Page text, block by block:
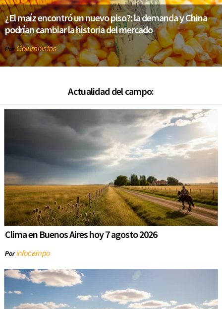
¿El maíz encontró un nuevo piso?: la demanda y China
podrían cambiar la historia del mercado
PorColumnistas
Actualidad del campo:
Clima en Buenos Aires hoy 7 agosto 2026
Porinfocampo